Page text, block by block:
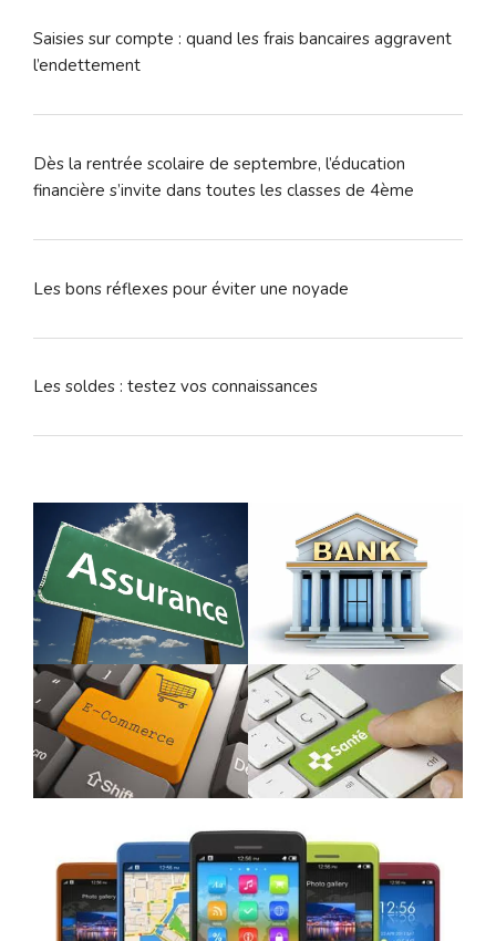
Saisies sur compte : quand les frais bancaires aggravent
l’endettement
Dès la rentrée scolaire de septembre, l’éducation
financière s’invite dans toutes les classes de 4ème
Les bons réflexes pour éviter une noyade
Les soldes : testez vos connaissances